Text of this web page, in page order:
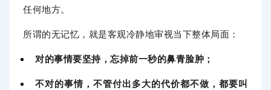
任何地方。
所谓的无记忆，就是客观冷静地审视当下整体局面：
对的事情要坚持，忘掉前一秒的鼻青脸肿；
不对的事情，不管付出多大的代价都不做，都要叫